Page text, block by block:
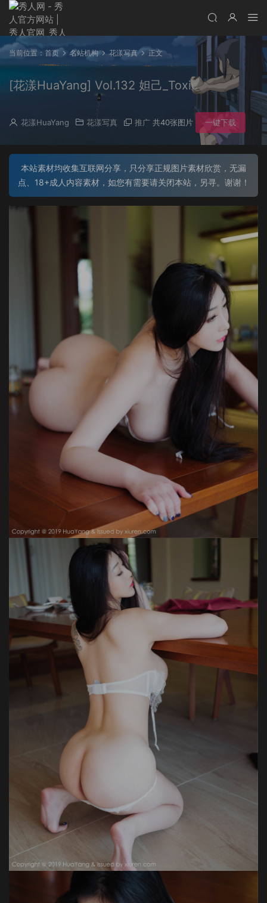
当前位置： 首页 名站机构 花漾写真 正文
[花漾HuaYang] Vol.132 妲己_Toxic
花漾HuaYang 花漾写真 推广 共40张图片 一键下载
本站素材均收集互联网分享，只分享正规图片素材欣赏，无漏
点、18+成人内容素材，如您有需要请关闭本站，另寻。谢谢！